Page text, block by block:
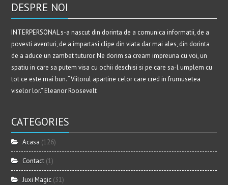
DESPRE NOI
INTERPERSONAL s-a nascut din dorinta de a comunica informatii, de a
povesti aventuri, de a impartasi clipe din viata dar mai ales, din dorinta
de a aduce un zambet tuturor. Ne dorim sa cream impreuna cu voi, un
spatiu in care sa putem visa cu ochii deschisi si pe care sa-l umplem cu
tot ce este mai bun. “Viitorul apartine celor care cred in frumusetea
viselor lor.” Eleanor Roosevelt
CATEGORIES
Acasa (126)
Contact (1)
Juxi Magic (31)